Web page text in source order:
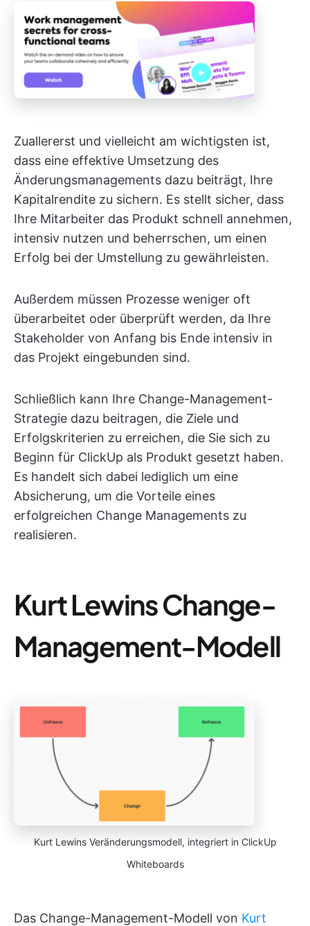
Zuallererst und vielleicht am wichtigsten ist,
dass eine effektive Umsetzung des
Änderungsmanagements dazu beiträgt, Ihre
Kapitalrendite zu sichern. Es stellt sicher, dass
Ihre Mitarbeiter das Produkt schnell annehmen,
intensiv nutzen und beherrschen, um einen
Erfolg bei der Umstellung zu gewährleisten.
Außerdem müssen Prozesse weniger oft
überarbeitet oder überprüft werden, da Ihre
Stakeholder von Anfang bis Ende intensiv in
das Projekt eingebunden sind.
Schließlich kann Ihre Change-Management-
Strategie dazu beitragen, die Ziele und
Erfolgskriterien zu erreichen, die Sie sich zu
Beginn für ClickUp als Produkt gesetzt haben.
Es handelt sich dabei lediglich um eine
Absicherung, um die Vorteile eines
erfolgreichen Change Managements zu
realisieren.
Kurt Lewins Change-
Management-Modell
Kurt Lewins Veränderungsmodell, integriert in ClickUp
Whiteboards
Das Change-Management-Modell von Kurt